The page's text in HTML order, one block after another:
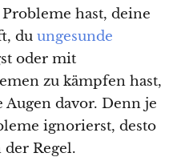
hast, deine
du ungesunde
oder mit
zu kämpfen hast,
davor. Denn je
ignorierst, desto
Regel.